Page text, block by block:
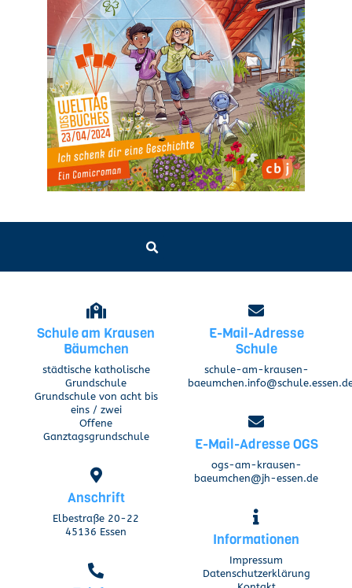
Schule am Krausen
Bäumchen
städtische katholische
Grundschule
Grundschule von acht bis
eins / zwei
Offene
Ganztagsgrundschule
Anschrift
Elbestraße 20-22
45136 Essen
E-Mail-Adresse
Schule
schule-am-krausen-
E-Mail-Adresse OGS
ogs-am-krausen-
baeumchen@jh-essen.de
Informationen
Impressum
Datenschutzerklärung